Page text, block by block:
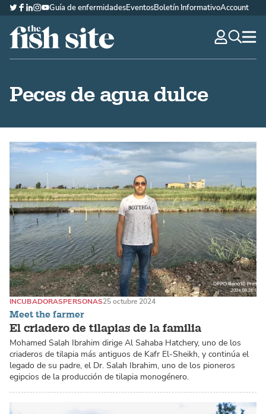
The Fish Site Española
Twitter
Facebook
LinkedIn
Instagram
YouTube
Guía de enfermidadesEventosBoletín InformativoAccount
Peces de agua dulce
Meet the farmer
El criadero de tilapias de la familia
INCUBADORASPERSONAS25 octubre 2024
Mohamed Salah Ibrahim dirige Al Sahaba Hatchery, uno de los
criaderos de tilapia más antiguos de Kafr El-Sheikh, y continúa el
legado de su padre, el Dr. Salah Ibrahim, uno de los pioneros
egipcios de la producción de tilapia monogénero.